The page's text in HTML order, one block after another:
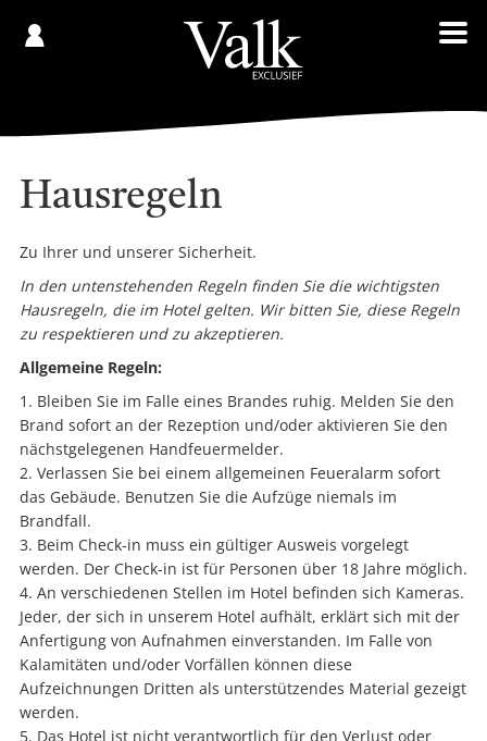
Hausregeln
Zu Ihrer und unserer Sicherheit.
In den untenstehenden Regeln finden Sie die wichtigsten
Hausregeln, die im Hotel gelten. Wir bitten Sie, diese Regeln
zu respektieren und zu akzeptieren.
Allgemeine Regeln:
Bleiben Sie im Falle eines Brandes ruhig. Melden Sie den
Brand sofort an der Rezeption und/oder aktivieren Sie den
nächstgelegenen Handfeuermelder.
Verlassen Sie bei einem allgemeinen Feueralarm sofort
das Gebäude. Benutzen Sie die Aufzüge niemals im
Brandfall.
Beim Check-in muss ein gültiger Ausweis vorgelegt
werden. Der Check-in ist für Personen über 18 Jahre möglich.
An verschiedenen Stellen im Hotel befinden sich Kameras.
Jeder, der sich in unserem Hotel aufhält, erklärt sich mit der
Anfertigung von Aufnahmen einverstanden. Im Falle von
Kalamitäten und/oder Vorfällen können diese
Aufzeichnungen Dritten als unterstützendes Material gezeigt
werden.
Das Hotel ist nicht verantwortlich für den Verlust oder